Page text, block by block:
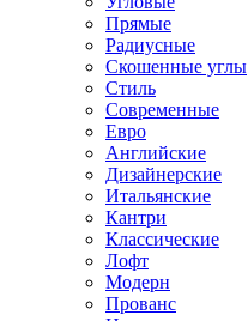
Прямые
Радиусные
Скошенные углы
Стиль
Современные
Евро
Английские
Дизайнерские
Итальянские
Кантри
Классические
Лофт
Модерн
Прованс